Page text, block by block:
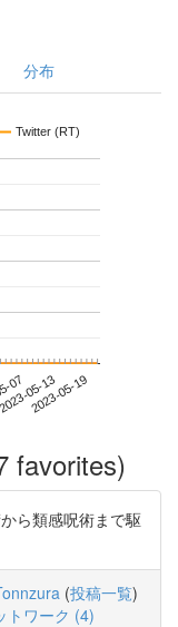
分布
Twitter (RT)
0705-13
2023-05-19
favorites)
ら類感呪術まで駆
(投稿一覧)
トワーク (4)